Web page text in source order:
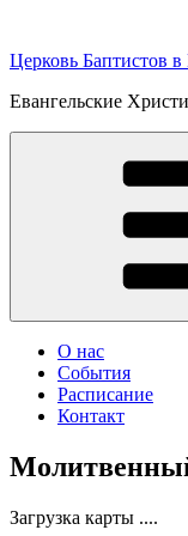
содержимому
Церковь Баптистов в
Евангельские
О нас
События
Расписание
Контакт
Загрузка карты ....